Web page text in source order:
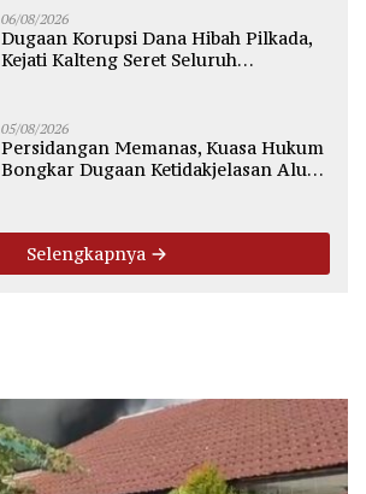
06/08/2026
Dugaan Korupsi Dana Hibah Pilkada,
Kejati Kalteng Seret Seluruh
05/08/2026
Persidangan Memanas, Kuasa Hukum
Bongkar Dugaan Ketidakjelasan Alur
Selengkapnya